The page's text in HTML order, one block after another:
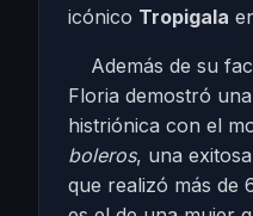
icónico Tropigala
Además de su
Floria demostró
histriónica con el
boleros, una
que realizó más de